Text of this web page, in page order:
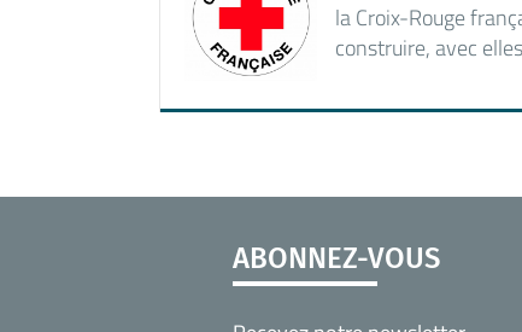
la Croix-Rouge
construire, avec
ABONNEZ-VOUS